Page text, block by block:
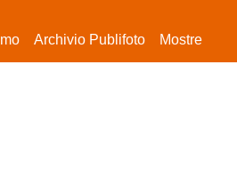
Archivio Publifoto Mostre